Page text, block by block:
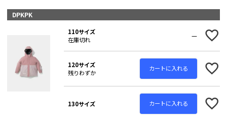
DPKPK
110サイズ
在庫切れ
—
120サイズ
残りわずか
カートに入れる
130サイズ カートに入れる